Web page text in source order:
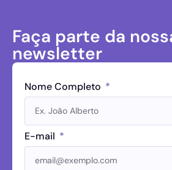
Faça parte da
newsletter
Nome Completo
E-mail